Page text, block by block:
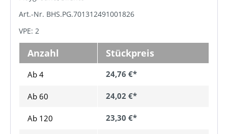
Art.-Nr. BHS.PG.701312491001826
VPE: 2
Anzahl Stückpreis
Ab 4 24,76 €*
Ab 60 24,02 €*
Ab 120 23,30 €*